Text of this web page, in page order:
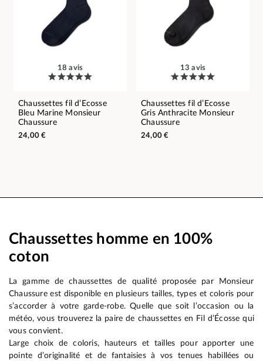
18 avis
Chaussettes fil d’Ecosse
Bleu Marine Monsieur
Chaussure
24,00 €
13 avis
Chaussettes fil d’Ecosse
Gris Anthracite Monsieur
Chaussure
24,00 €
Chaussettes homme en 100%
coton
La gamme de chaussettes de qualité proposée par Monsieur
Chaussure est disponible en plusieurs tailles, types et coloris pour
s’accorder à votre garde-robe. Quelle que soit l’occasion ou la
météo, vous trouverez la paire de chaussettes en Fil d’Écosse qui
vous convient.
Large choix de coloris, hauteurs et tailles pour apporter une
pointe d’originalité et de fantaisies à vos tenues habillées ou